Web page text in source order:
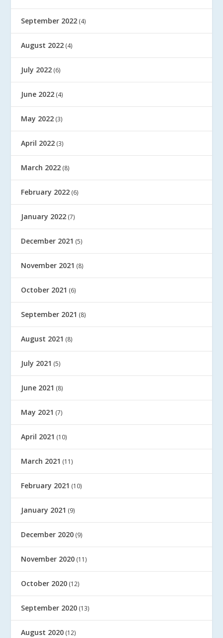
September 2022 (4)
August 2022 (4)
July 2022 (6)
June 2022 (4)
May 2022 (3)
April 2022 (3)
March 2022 (8)
February 2022 (6)
January 2022 (7)
December 2021 (5)
November 2021 (8)
October 2021 (6)
September 2021 (8)
August 2021 (8)
July 2021 (5)
June 2021 (8)
May 2021 (7)
April 2021 (10)
March 2021 (11)
February 2021 (10)
January 2021 (9)
December 2020 (9)
November 2020 (11)
October 2020 (12)
September 2020 (13)
August 2020 (12)